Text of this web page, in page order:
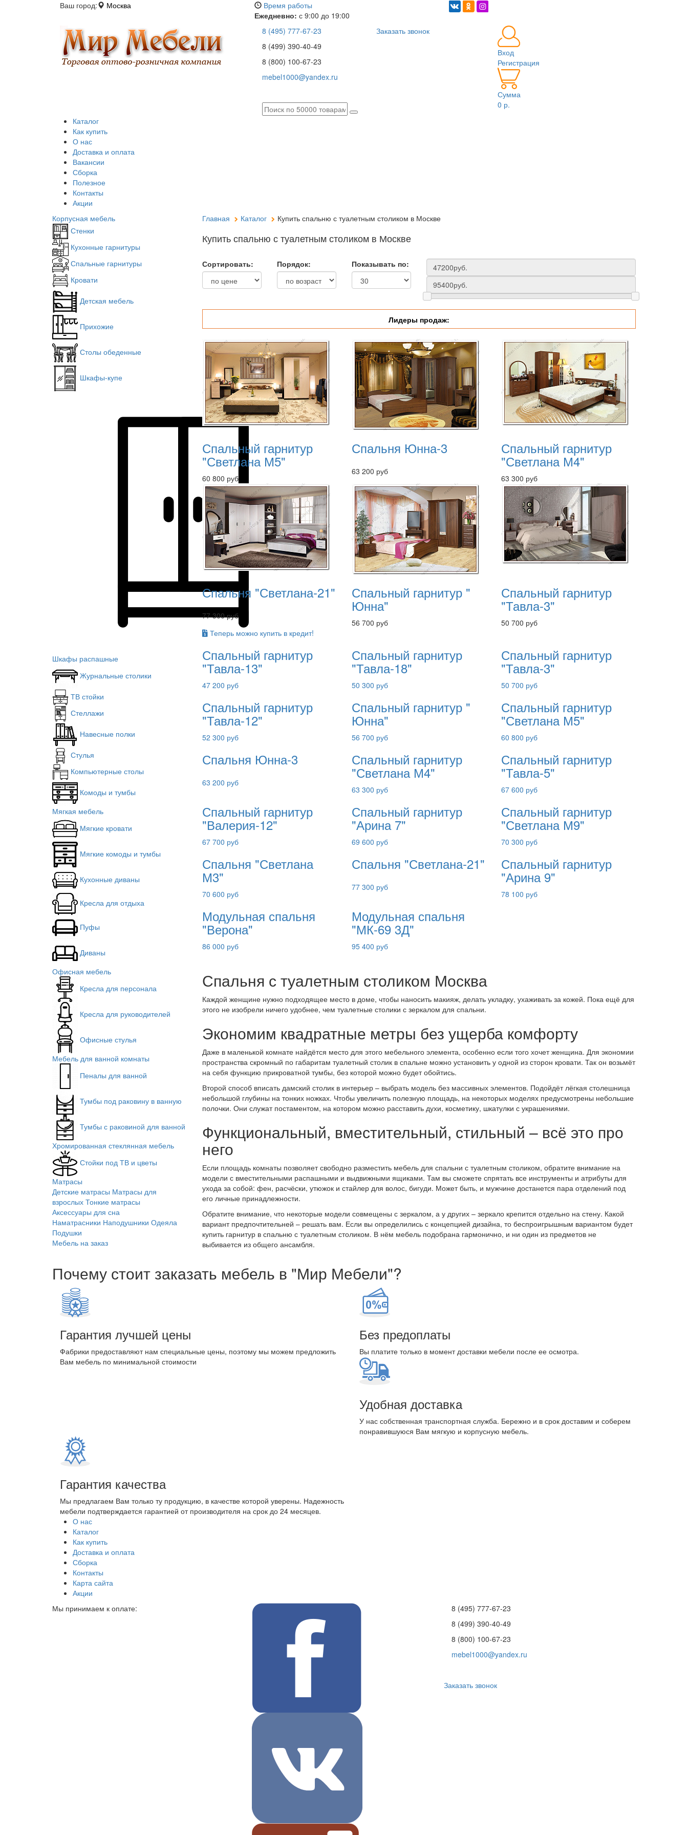
Ваш город: Москва
Время работы
Ежедневно: с 9:00 до 19:00
8 (495) 777-67-23
8 (499) 390-40-49
8 (800) 100-67-23
mebel1000@yandex.ru
Заказать звонок
Вход
Регистрация
Сумма
0 р.
Каталог
Как купить
О нас
Доставка и оплата
Вакансии
Сборка
Полезное
Контакты
Акции
Корпусная мебель
Стенки
Кухонные гарнитуры
Спальные гарнитуры
Кровати
Детская мебель
Прихожие
Столы обеденные
Шкафы-купе
Шкафы распашные
Журнальные столики
ТВ стойки
Стеллажи
Навесные полки
Стулья
Компьютерные столы
Комоды и тумбы
Мягкая мебель
Мягкие кровати
Мягкие комоды и тумбы
Кухонные диваны
Кресла для отдыха
Пуфы
Диваны
Офисная мебель
Кресла для персонала
Кресла для руководителей
Офисные стулья
Мебель для ванной комнаты
Пеналы для ванной
Тумбы под раковину в ванную
Тумбы с раковиной для ванной
Хромированная стеклянная мебель
Стойки под ТВ и цветы
Матрасы
Детские матрасы Матрасы для
взрослых Тонкие матрасы
Аксессуары для сна
Наматрасники Наподушники Одеяла
Подушки
Мебель на заказ
Главная Каталог Купить спальню с туалетным столиком в Москве
Купить спальню с туалетным столиком в Москве
Сортировать: Порядок: Показывать по:
Лидеры продаж:
Спальный гарнитур
"Светлана М5"
60 800 руб
Спальня Юнна-3
63 200 руб
Спальный гарнитур
"Светлана М4"
63 300 руб
Спальня "Светлана-21"
77 300 руб
Спальный гарнитур "
Юнна"
56 700 руб
Спальный гарнитур
"Тавла-3"
50 700 руб
Теперь можно купить в кредит!
Спальный гарнитур
"Тавла-13"
47 200 руб
Спальный гарнитур
"Тавла-18"
50 300 руб
Спальный гарнитур
"Тавла-3"
50 700 руб
Спальный гарнитур
"Тавла-12"
52 300 руб
Спальный гарнитур "
Юнна"
56 700 руб
Спальный гарнитур
"Светлана М5"
60 800 руб
Спальня Юнна-3
63 200 руб
Спальный гарнитур
"Светлана М4"
63 300 руб
Спальный гарнитур
"Тавла-5"
67 600 руб
Спальный гарнитур
"Валерия-12"
67 700 руб
Спальный гарнитур
"Арина 7"
69 600 руб
Спальный гарнитур
"Светлана М9"
70 300 руб
Спальня "Светлана
М3"
70 600 руб
Спальня "Светлана-21"
77 300 руб
Спальный гарнитур
"Арина 9"
78 100 руб
Модульная спальня
"Верона"
86 000 руб
Модульная спальня
"МК-69 3Д"
95 400 руб
Спальня с туалетным столиком Москва
Каждой женщине нужно подходящее место в доме, чтобы наносить макияж, делать укладку, ухаживать за кожей. Пока ещё для
этого не изобрели ничего удобнее, чем туалетные столики с зеркалом для спальни.
Экономим квадратные метры без ущерба комфорту
Даже в маленькой комнате найдётся место для этого мебельного элемента, особенно если того хочет женщина. Для экономии
пространства скромный по габаритам туалетный столик в спальне можно установить у одной из сторон кровати. Так он возьмёт
на себя функцию прикроватной тумбы, без которой можно будет обойтись.
Второй способ вписать дамский столик в интерьер – выбрать модель без массивных элементов. Подойдёт лёгкая столешница
небольшой глубины на тонких ножках. Чтобы увеличить полезную площадь, на некоторых моделях предусмотрены небольшие
полочки. Они служат постаментом, на котором можно расставить духи, косметику, шкатулки с украшениями.
Функциональный, вместительный, стильный – всё это про
него
Если площадь комнаты позволяет свободно разместить мебель для спальни с туалетным столиком, обратите внимание на
модели с вместительными распашными и выдвижными ящиками. Там вы сможете спрятать все инструменты и атрибуты для
ухода за собой: фен, расчёски, утюжок и стайлер для волос, бигуди. Может быть, и мужчине достанется пара отделений под
его личные принадлежности.
Обратите внимание, что некоторые модели совмещены с зеркалом, а у других – зеркало крепится отдельно на стену. Какой
вариант предпочтительней – решать вам. Если вы определились с концепцией дизайна, то беспроигрышным вариантом будет
купить гарнитур в спальню с туалетным столиком. В нём мебель подобрана гармонично, и ни один из предметов не
выбивается из общего ансамбля.
Почему стоит заказать мебель в "Мир Мебели"?
Гарантия лучшей цены
Фабрики предоставляют нам специальные цены, поэтому мы можем предложить
Вам мебель по минимальной стоимости
Без предоплаты
Вы платите только в момент доставки мебели после ее осмотра.
Удобная доставка
У нас собственная транспортная служба. Бережно и в срок доставим и соберем
понравившуюся Вам мягкую и корпусную мебель.
Гарантия качества
Мы предлагаем Вам только ту продукцию, в качестве которой уверены. Надежность
мебели подтверждается гарантией от производителя на срок до 24 месяцев.
О нас
Каталог
Как купить
Доставка и оплата
Сборка
Контакты
Карта сайта
Акции
Мы принимаем к оплате:
8 (495) 777-67-23
8 (499) 390-40-49
8 (800) 100-67-23
mebel1000@yandex.ru
Заказать звонок